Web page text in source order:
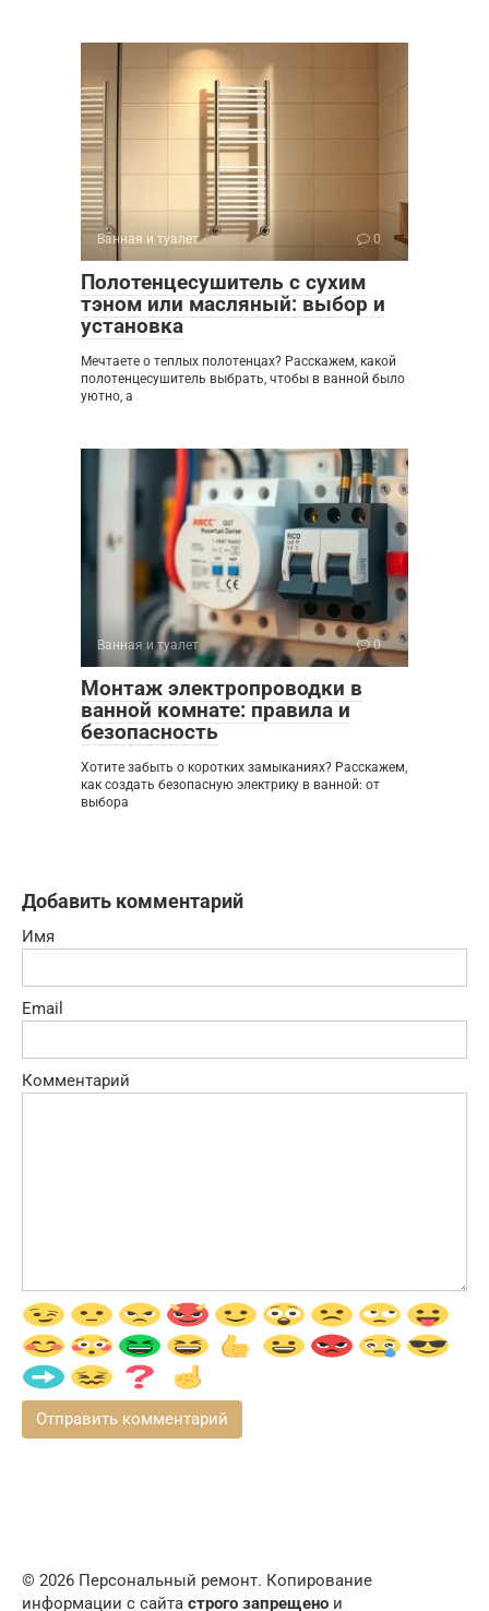
Ванная и туалет 0
Полотенцесушитель с сухим
тэном или масляный: выбор и
установка
Мечтаете о теплых полотенцах? Расскажем, какой
полотенцесушитель выбрать, чтобы в ванной было
уютно, а
Ванная и туалет 0
Монтаж электропроводки в
ванной комнате: правила и
безопасность
Хотите забыть о коротких замыканиях? Расскажем,
как создать безопасную электрику в ванной: от
выбора
Добавить комментарий
Имя
Email
Комментарий
© 2026 Персональный ремонт. Копирование
информации с сайта строго запрещено и